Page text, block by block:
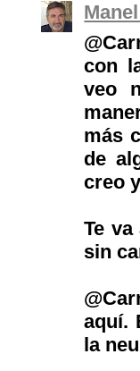
con
veo
más
de
creo
Te
sin
aquí.
la